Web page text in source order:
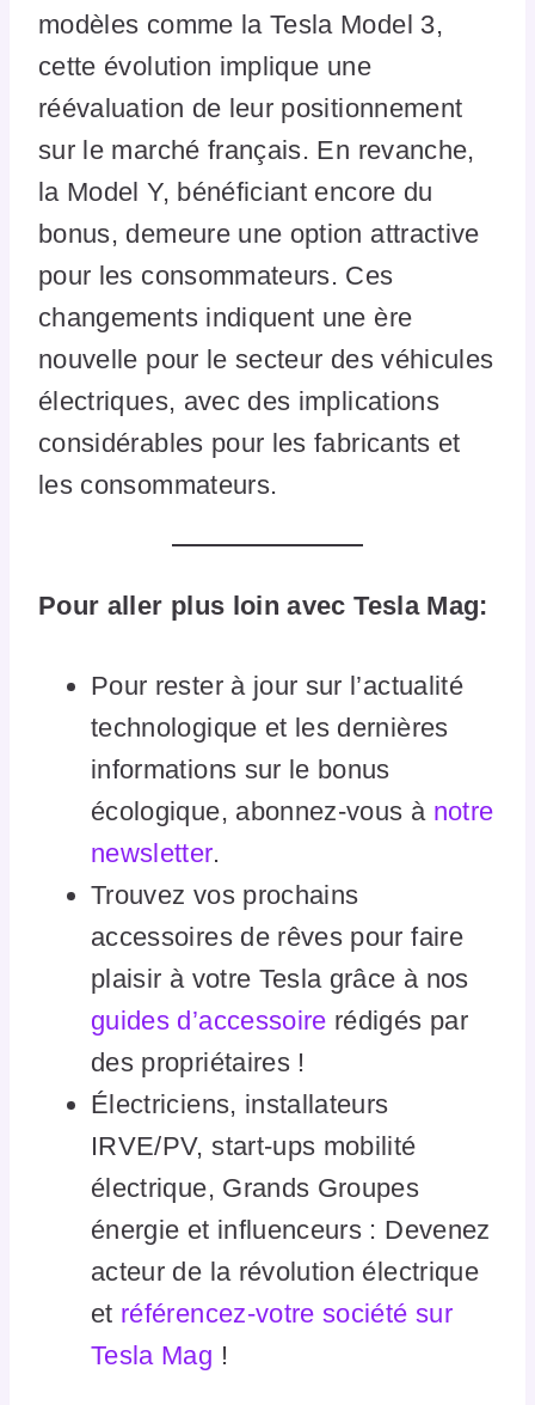
modèles comme la Tesla Model 3,
cette évolution implique une
réévaluation de leur positionnement
sur le marché français. En revanche,
la Model Y, bénéficiant encore du
bonus, demeure une option attractive
pour les consommateurs. Ces
changements indiquent une ère
nouvelle pour le secteur des véhicules
électriques, avec des implications
considérables pour les fabricants et
les consommateurs.
Pour aller plus loin avec Tesla Mag:
Pour rester à jour sur l’actualité
technologique et les dernières
informations sur le bonus
écologique, abonnez-vous à notre
newsletter.
Trouvez vos prochains
accessoires de rêves pour faire
plaisir à votre Tesla grâce à nos
guides d’accessoire rédigés par
des propriétaires !
Électriciens, installateurs
IRVE/PV, start-ups mobilité
électrique, Grands Groupes
énergie et influenceurs : Devenez
acteur de la révolution électrique
et référencez-votre société sur
Tesla Mag !